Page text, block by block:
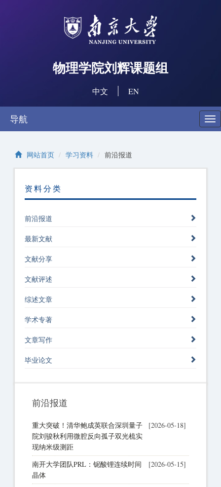
物理学院刘辉课题组
中文 EN
切
换
导航
网站首页 学习资料 前沿报道
资料分类
前沿报道
最新文献
文献分享
文献评述
综述文章
学术专著
文章写作
毕业论文
前沿报道
[2026-05-18]
重大突破！清华鲍成英联合深圳量子
院刘骏秋利用微腔反向孤子双光梳实
现纳米级测距
[2026-05-15]
南开大学团队PRL：铌酸锂连续时间
晶体